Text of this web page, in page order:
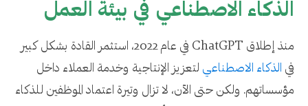
الذكاء الاصطناعي في بيئة العمل
منذ إطلاق ChatGPT في عام 2022، استثمر القادة بشكل كبير
في الذكاء الاصطناعي لتعزيز الإنتاجية وخدمة العملاء داخل
مؤسساتهم. ولكن حتى الآن، لا تزال وتيرة اعتماد الموظفين للذكاء